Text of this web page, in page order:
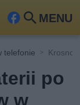
MENU
Fa
ook
Szu
kaj
telefonie Krosno
po
w